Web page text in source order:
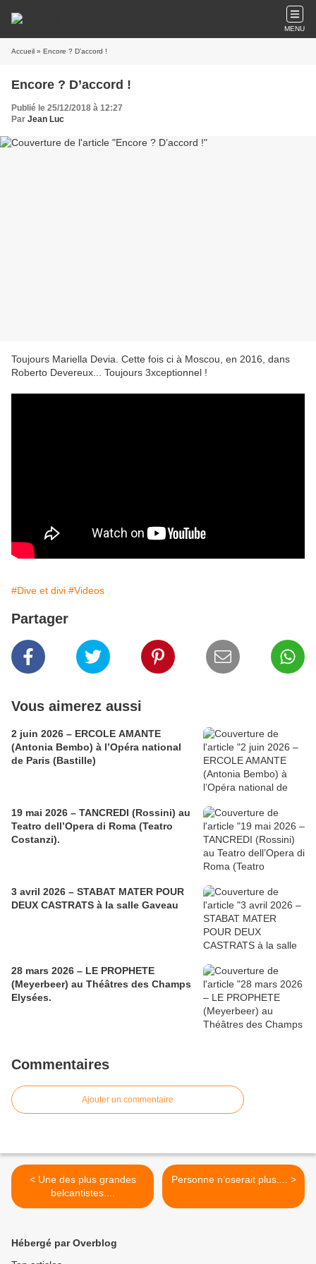
MENU
Accueil » Encore ? D’accord !
Encore ? D’accord !
Publié le 25/12/2018 à 12:27
Par Jean Luc
Toujours Mariella Devia. Cette fois ci à Moscou, en 2016, dans
Roberto Devereux... Toujours 3xceptionnel !
#Dive et divi #Videos
Partager
Vous aimerez aussi
2 juin 2026 – ERCOLE AMANTE
(Antonia Bembo) à l’Opéra national
de Paris (Bastille)
19 mai 2026 – TANCREDI (Rossini) au
Teatro dell’Opera di Roma (Teatro
Costanzi).
3 avril 2026 – STABAT MATER POUR
DEUX CASTRATS à la salle Gaveau
28 mars 2026 – LE PROPHETE
(Meyerbeer) au Théâtres des Champs
Elysées.
Commentaires
Ajouter un commentaire
< Une des plus grandes
belcantistes....
Personne n’oserait plus.... >
Hébergé par Overblog